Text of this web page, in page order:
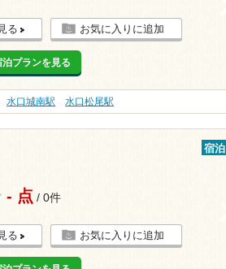
る お気に入りに追加
プランを見る
水口城南駅 水口松尾駅
宿泊
- 点 / 0件
る お気に入りに追加